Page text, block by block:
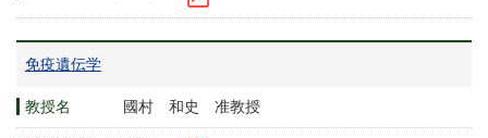
免疫遺伝学
國村 和史 准教授